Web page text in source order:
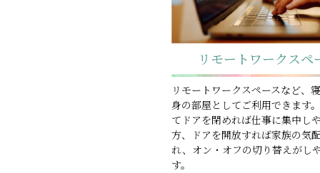
リモートワークスペ
リモートワークスペースなど、
身の部屋としてご利用できます
てドアを閉めれば仕事に集中し
方、ドアを開放すれば家族の気
れ、オン・オフの切り替えがし
す。